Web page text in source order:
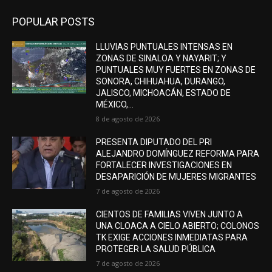
POPULAR POSTS
LLUVIAS PUNTUALES INTENSAS EN
ZONAS DE SINALOA Y NAYARIT; Y
PUNTUALES MUY FUERTES EN ZONAS DE
SONORA, CHIHUAHUA, DURANGO,
JALISCO, MICHOACÁN, ESTADO DE
MÉXICO,...
8 de agosto de 2026
PRESENTA DIPUTADO DEL PRI
ALEJANDRO DOMÍNGUEZ REFORMA PARA
FORTALECER INVESTIGACIONES EN
DESAPARICIÓN DE MUJERES MIGRANTES
7 de agosto de 2026
CIENTOS DE FAMILIAS VIVEN JUNTO A
UNA CLOACA A CIELO ABIERTO; COLONOS
TK EXIGE ACCIONES INMEDIATAS PARA
PROTEGER LA SALUD PÚBLICA
7 de agosto de 2026